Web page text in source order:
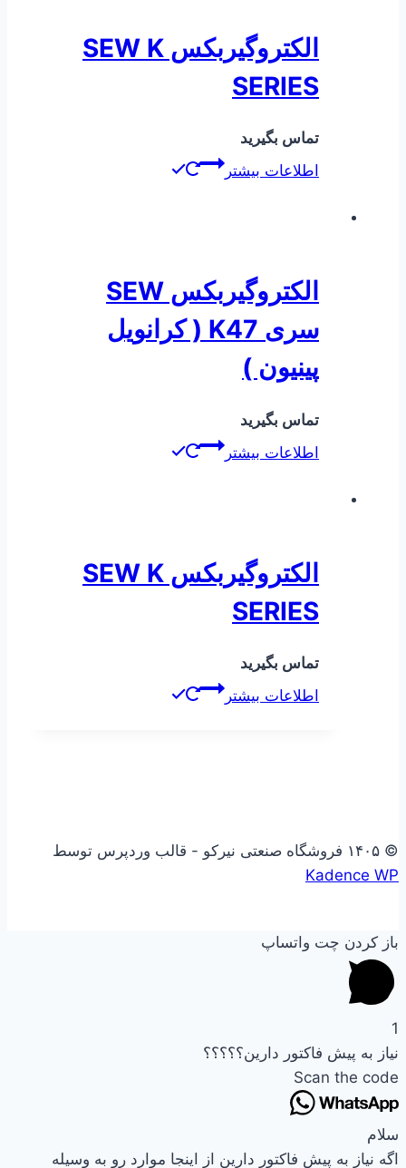
الکتروگیربکس SEW K
SERIES
تماس بگیرید
اطلاعات بیشتر
الکتروگیربکس SEW
سری K47 ( کرانویل
پینیون )
تماس بگیرید
اطلاعات بیشتر
الکتروگیربکس SEW K
SERIES
تماس بگیرید
اطلاعات بیشتر
© ۱۴۰۵ فروشگاه صنعتی نیرکو - قالب وردپرس توسط
Kadence WP
باز کردن چت واتساپ
1
نیاز به پیش فاکتور دارین؟؟؟؟؟
Scan the code
سلام
اگه نیاز به پیش فاکتور دارین از اینجا موارد رو به وسیله